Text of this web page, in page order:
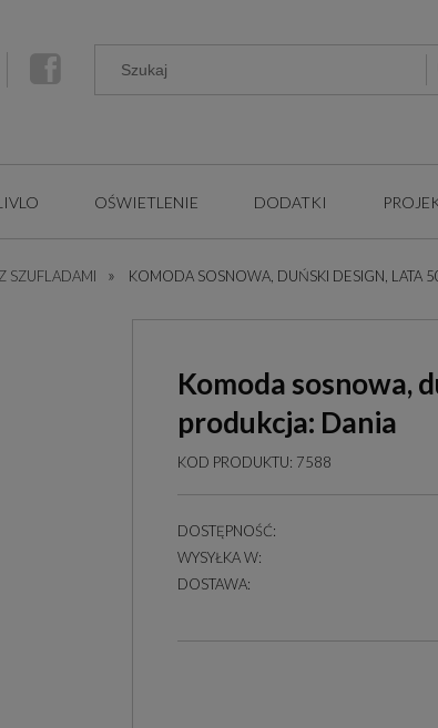
OŚWIETLENIE DODATKI
SZUFLADAMI » KOMODA SOSNOWA, DUŃSKI DESIGN, LATA
Komoda sosnowa,
produkcja: Dania
KOD PRODUKTU: 7588
DOSTĘPNOŚĆ:
WYSYŁKA W:
DOSTAWA: